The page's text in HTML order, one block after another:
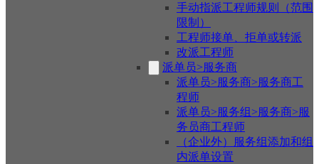
手动指派工程师规则（范围
限制）
工程师接单、拒单或转派
改派工程师
派单员>服务商
派单员>服务商>服务商工
程师
派单员>服务组>服务商>服
务员商工程师
（企业外）服务组添加和组
内派单设置